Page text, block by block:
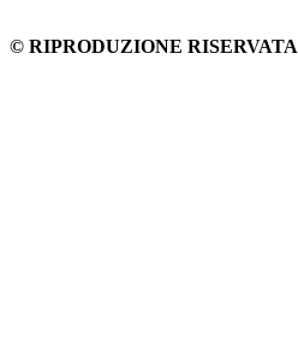
© RIPRODUZIONE RISERVATA